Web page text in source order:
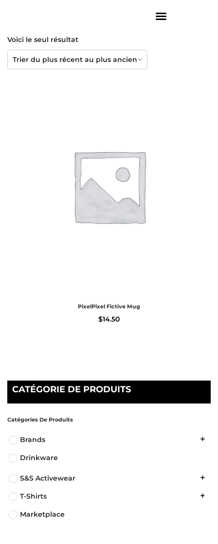
Voici le seul résultat
PixelPixel Fictive Mug
$14.50
CATÉGORIE DE PRODUITS
Catégories De Produits
Brands
Drinkware
S&S Activewear
T-Shirts
Marketplace